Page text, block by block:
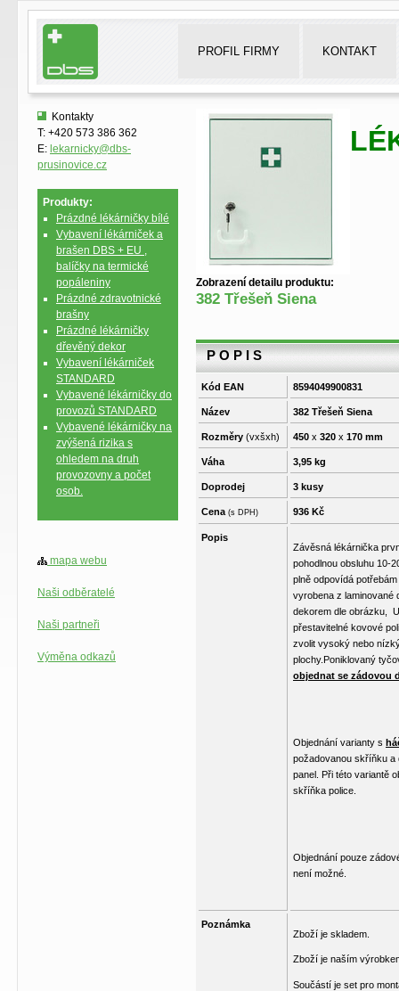
PROFIL FIRMY KONTAKT
Kontakty
T: +420 573 386 362
E: lekarnicky@dbs-
prusinovice.cz
Produkty:
Prázdné lékárničky bílé
Vybavení lékárniček a
brašen DBS + EU ,
balíčky na termické
popáleniny
Prázdné zdravotnické
brašny
Prázdné lékárničky
dřevěný dekor
Vybavení lékárniček
STANDARD
Vybavené lékárničky do
provozů STANDARD
Vybavené lékárničky na
zvýšená rizika s
ohledem na druh
provozovny a počet
osob.
mapa webu
Naši odběratelé
Naši partneři
Výměna odkazů
Zobrazení detailu produktu:
382 Třešeň Siena
P O P I S
Kód EAN 8594049900831
Název 382 Třešeň Siena
Rozměry (vxšxh) 450 x 320 x 170 mm
Váha 3,95 kg
Doprodej 3 kusy
Cena(s DPH) 936 Kč
Popis
Závěsná lékárnička
pohodlnou obsluhu 10-
plně odpovídá
vyrobena z laminované
dekorem dle obrázku,
přestavitelné kovové
zvolit vysoký nebo
plochy.Poniklovaný
objednat se zádovou
Objednání varianty s
požadovanou skříňku a
panel. Při této variantě
skříňka police.
Objednání pouze
není možné.
Poznámka
Zboží je skladem.
Zboží je naším
Součástí je set pro